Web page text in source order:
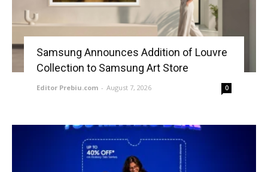
Samsung Announces Addition of Louvre
Collection to Samsung Art Store
Editor Prebiu.com - August 7, 2026 0